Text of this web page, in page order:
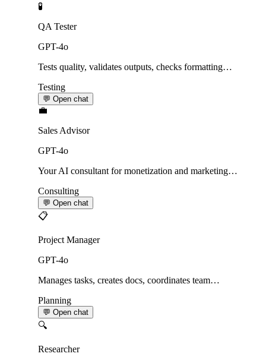
🧪
QA Tester
GPT-4o
Tests quality, validates outputs, checks formatting…
Testing
💬 Open chat
💼
Sales Advisor
GPT-4o
Your AI consultant for monetization and marketing…
Consulting
💬 Open chat
📋
Project Manager
GPT-4o
Manages tasks, creates docs, coordinates team…
Planning
💬 Open chat
🔍
Researcher